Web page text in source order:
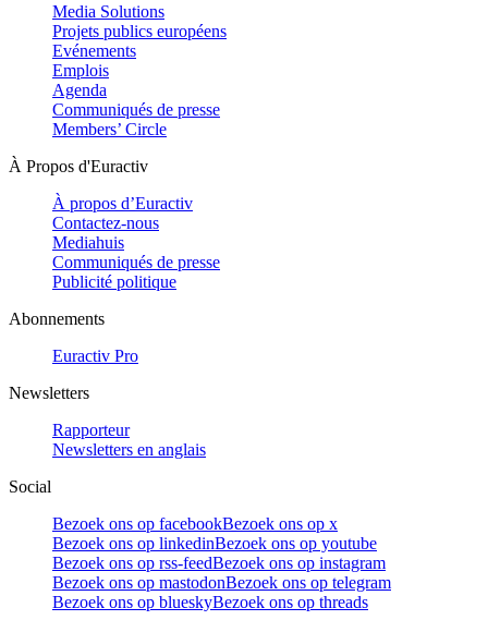
Media Solutions
Projets publics européens
Evénements
Emplois
Agenda
Communiqués de presse
Members’ Circle
À Propos d'Euractiv
À propos d’Euractiv
Contactez-nous
Mediahuis
Communiqués de presse
Publicité politique
Abonnements
Euractiv Pro
Newsletters
Rapporteur
Newsletters en anglais
Social
Bezoek ons op facebookBezoek ons op x
Bezoek ons op linkedinBezoek ons op youtube
Bezoek ons op rss-feedBezoek ons op instagram
Bezoek ons op mastodonBezoek ons op telegram
Bezoek ons op blueskyBezoek ons op threads